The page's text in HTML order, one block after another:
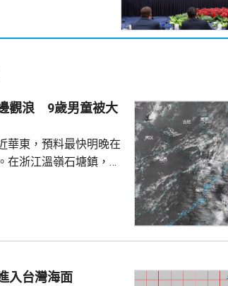
觀浪 9歲男童被大
華東，預料最快明晚在
在浙江溫嶺石塘鎮，有
兩名小童在海邊觀浪，
指正搜尋失蹤男童。
入台灣海面